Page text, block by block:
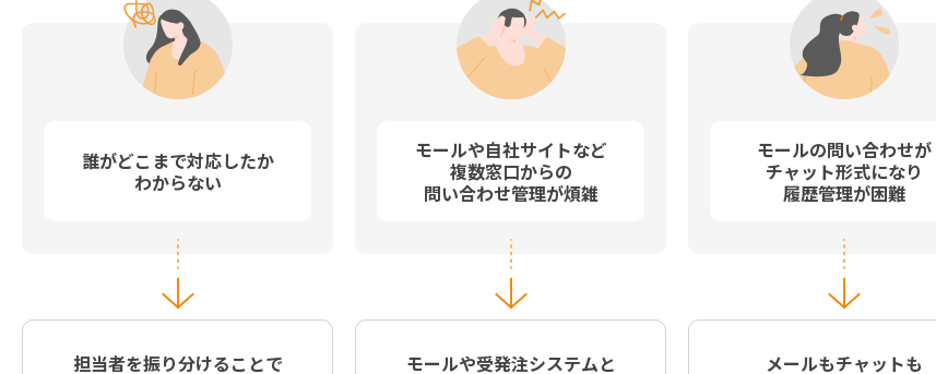
誰がどこまで対応したか
わからない
担当者を振り分けることで
モールや自社サイトなど
複数窓口からの
問い合わせ管理が煩雑
モールや受発注システムと
モールの問い合わせが
チャット形式になり
履歴管理が困難
メールもチャットも